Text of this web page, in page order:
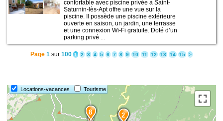
confortable avec piscine privée à Saint-
Saturnin-lès-Apt offre une vue sur la
piscine. Il possède une piscine extérieure
ouverte en saison, un jardin, une terrasse
et une connexion Wi-Fi gratuite. Doté d’un
parking privé ...
Page 1 sur 100 1 2 3 4 5 6 7 8 9 10 11 12 13 14 15 >
Locations-vacances Tourisme
8 2